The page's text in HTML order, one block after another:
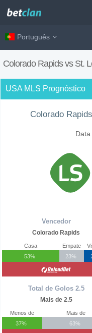
Português
Colorado Rapids vs St.
USA MLS Prognóstico
Colorado Rapids
Vencedor
Colorado Rapids
Casa
53%
Empate
23%
Total de Golos 2.5
Mais de 2.5
Menos de
37%
Mais de
63%